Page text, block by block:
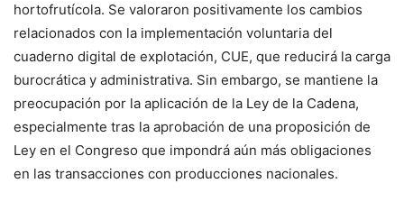
hortofrutícola. Se valoraron positivamente los cambios
relacionados con la implementación voluntaria del
cuaderno digital de explotación, CUE, que reducirá la carga
burocrática y administrativa. Sin embargo, se mantiene la
preocupación por la aplicación de la Ley de la Cadena,
especialmente tras la aprobación de una proposición de
Ley en el Congreso que impondrá aún más obligaciones
en las transacciones con producciones nacionales.